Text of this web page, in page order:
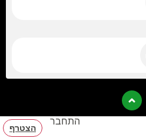
התחבר
הצטרף